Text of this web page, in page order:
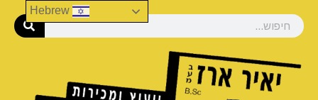
Hebrew